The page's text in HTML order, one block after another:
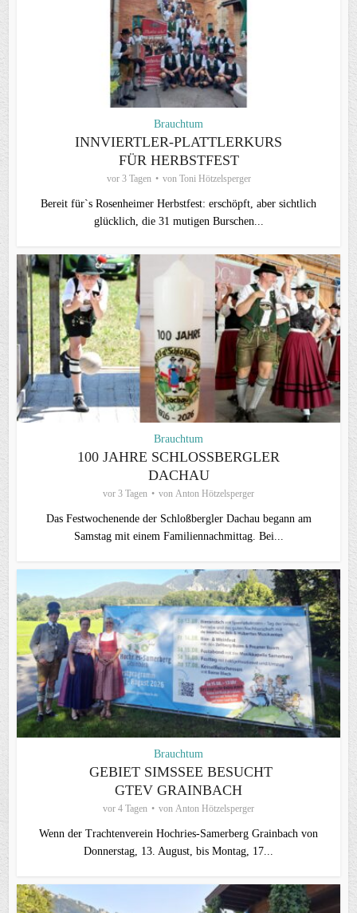
Brauchtum
INNVIERTLER-PLATTLERKURS
FÜR HERBSTFEST
vor 3 Tagen von Toni Hötzelsperger
Bereit für`s Rosenheimer Herbstfest: erschöpft, aber sichtlich
glücklich, die 31 mutigen Burschen...
Brauchtum
100 JAHRE SCHLOSSBERGLER D
ACHAU
vor 3 Tagen von Anton Hötzelsperger
Das Festwochenende der Schloßbergler Dachau begann am
Samstag mit einem Familiennachmittag. Bei...
Brauchtum
GEBIET SIMSSEE BESUCHT
GTEV GRAINBACH
vor 4 Tagen von Anton Hötzelsperger
Wenn der Trachtenverein Hochries-Samerberg Grainbach von
Donnerstag, 13. August, bis Montag, 17...